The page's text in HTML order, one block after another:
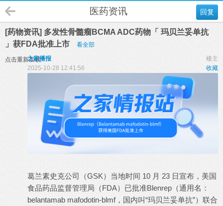
回复
医药资讯
[药物资讯] 多发性骨髓瘤BCMA ADC药物「 玛贝兰妥单抗
」获FDA批准上市
看全部
点击重新加载 楼主
之家播报
收藏
2025-10-28 12:41:56
葛兰素史克公司（GSK）当地时间 10 月 23 日宣布，美国
食品药品监督管理局（FDA）已批准Blenrep（通用名：
belantamab mafodotin-blmf，国内叫“玛贝兰妥单抗”）联合